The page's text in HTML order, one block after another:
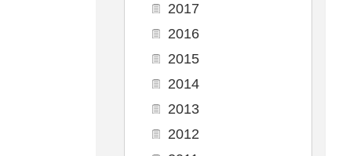
2017
2016
2015
2014
2013
2012